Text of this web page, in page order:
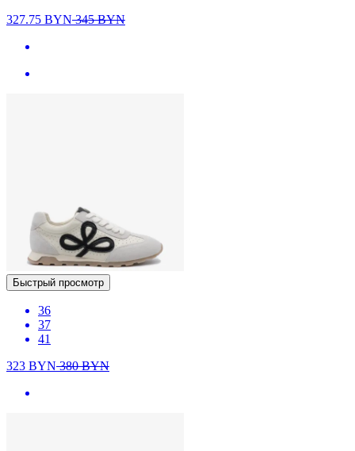
327.75 BYN345BYN
Быстрый просмотр
36
37
41
323 BYN380BYN